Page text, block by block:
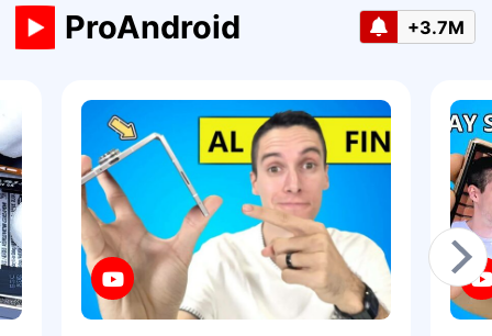
ProAndroid +3.7M